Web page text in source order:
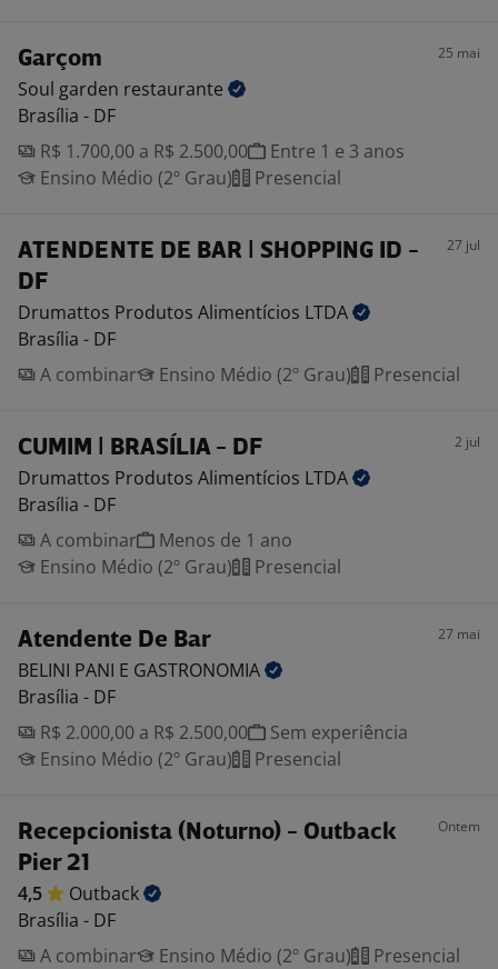
Garçom 25 mai
Soul garden restaurante
Brasília - DF
R$ 1.700,00 a R$ 2.500,00
Entre 1 e 3 anos
Ensino Médio (2º Grau)
Presencial
ATENDENTE DE BAR | SHOPPING ID -
DF
27 jul
Drumattos Produtos Alimentícios LTDA
Brasília - DF
A combinar
Ensino Médio (2º Grau) Presencial
CUMIM | BRASÍLIA - DF 2 jul
Drumattos Produtos Alimentícios LTDA
Brasília - DF
A combinar
Menos de 1 ano
Ensino Médio (2º Grau)
Presencial
Atendente De Bar 27 mai
BELINI PANI E GASTRONOMIA
Brasília - DF
R$ 2.000,00 a R$ 2.500,00
Sem experiência
Ensino Médio (2º Grau)
Presencial
Recepcionista (Noturno) - Outback
Pier 21
Ontem
4,5
Outback
Brasília - DF
A combinar
Ensino Médio (2º Grau) Presencial